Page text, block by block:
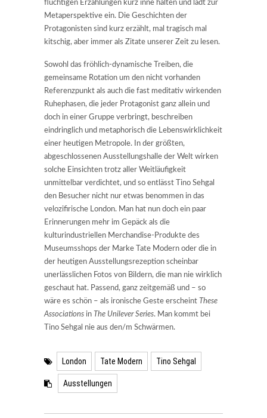
flüchtigen Erzählungen kurz inne halten und lädt zur
Metaperspektive ein. Die Geschichten der
Protagonisten sind kurz erzählt, mal tragisch mal
kitschig, aber immer als Zitate unserer Zeit zu lesen.
Sowohl das fröhlich-dynamische Treiben, die
gemeinsame Rotation um den nicht vorhanden
Referenzpunkt als auch die fast meditativ wirkenden
Ruhephasen, die jeder Protagonist ganz allein und
doch in einer Gruppe verbringt, beschreiben
eindringlich und metaphorisch die Lebenswirklichkeit
einer heutigen Metropole. In der größten,
abgeschlossenen Ausstellungshalle der Welt wirken
solche Einsichten trotz aller Weitläufigkeit
unmittelbar verdichtet, und so entlässt Tino Sehgal
den Besucher nicht nur etwas benommen in das
velozifirische London. Man hat nun doch ein paar
Erinnerungen mehr im Gepäck als die
kulturindustriellen Merchandise-Produkte des
Museumsshops der Marke Tate Modern oder die in
der heutigen Ausstellungsrezeption scheinbar
unerlässlichen Fotos von Bildern, die man nie wirklich
geschaut hat. Passend, ganz zeitgemäß und – so
wäre es schön – als ironische Geste erscheint These
Associations in The Unilever Series. Man kommt bei
Tino Sehgal nie aus den/m Schwärmen.
London Tate Modern Tino Sehgal
Ausstellungen